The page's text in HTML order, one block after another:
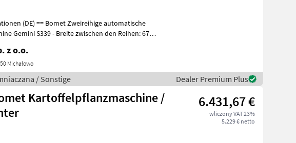
Zweireihige automatische
zwischen den Reihen: 67, 5
z o.o.
Michałowo
/ Sonstige Dealer Premium Plus
Kartoffelpflanzmaschine /
6.431,67 €
wliczony VAT 23%
5.229 € netto